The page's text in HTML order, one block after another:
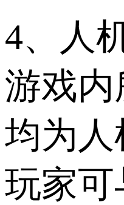
4、人
游戏
均为人
玩家